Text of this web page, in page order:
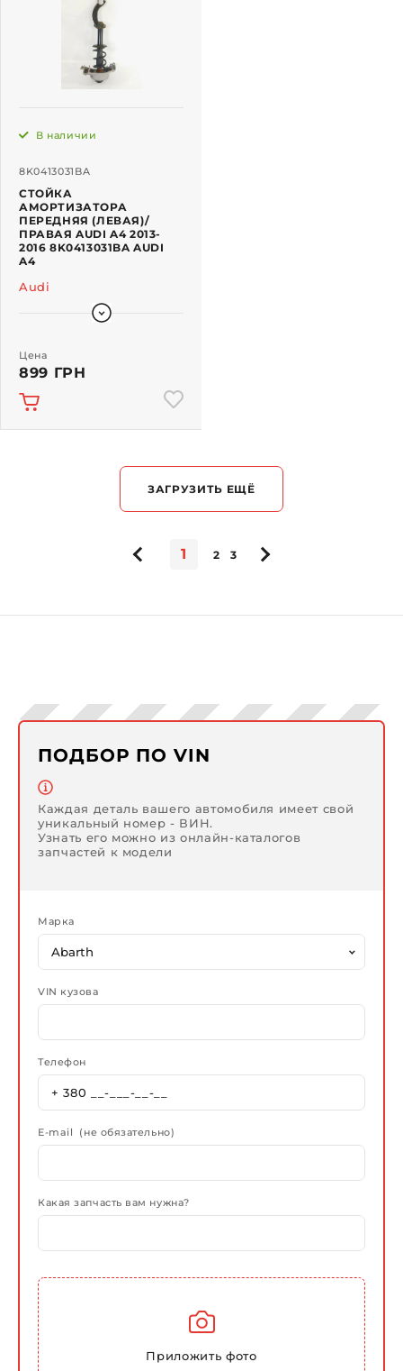
8K0413031BA
В наличии
СТОЙКА
АМОРТИЗАТОРА
ПЕРЕДНЯЯ (ЛЕВАЯ)/
ПРАВАЯ AUDI A4 2013-
2016 8K0413031BA AUDI
A4
Audi
Цена
899 ГРН
ЗАГРУЗИТЬ ЕЩЁ
1 2 3
ПОДБОР ПО VIN
Каждая деталь вашего автомобиля имеет свой
уникальный номер - ВИН.
Узнать его можно из онлайн-каталогов
запчастей к модели
Марка
VIN кузова
Телефон
E-mail (не обязательно)
Какая запчасть вам нужна?
Приложить фото